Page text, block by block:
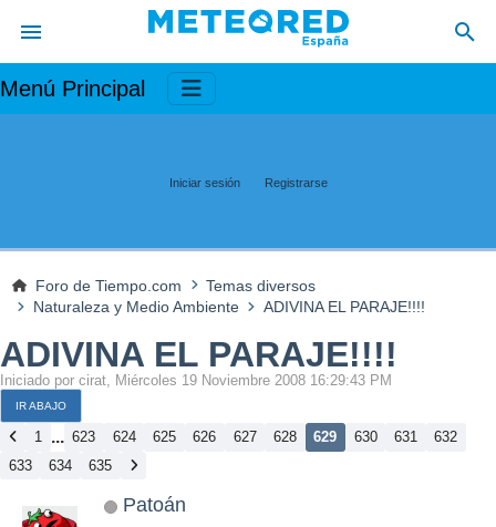
Menú Principal
Iniciar sesión Registrarse
Foro de Tiempo.com
Temas diversos
Naturaleza y Medio Ambiente
ADIVINA EL PARAJE!!!!
ADIVINA EL PARAJE!!!!
Iniciado por cirat, Miércoles 19 Noviembre 2008 16:29:43 PM
IR ABAJO
1 ... 623 624 625 626 627 628 629 630 631
632
633
634 635
Patoán